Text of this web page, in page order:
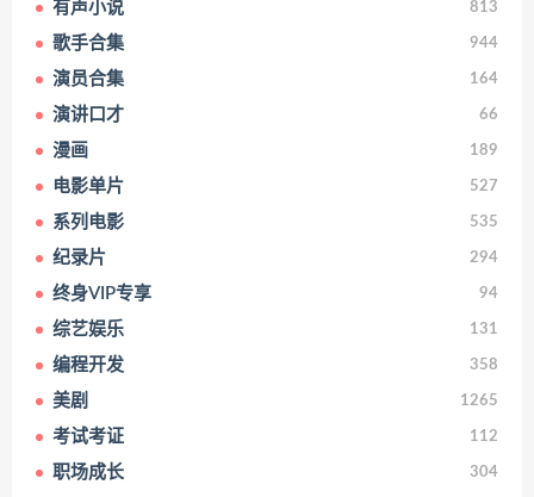
有声小说 813
歌手合集 944
演员合集 164
演讲口才 66
漫画 189
电影单片 527
系列电影 535
纪录片 294
终身VIP专享 94
综艺娱乐 131
编程开发 358
美剧 1265
考试考证 112
职场成长 304